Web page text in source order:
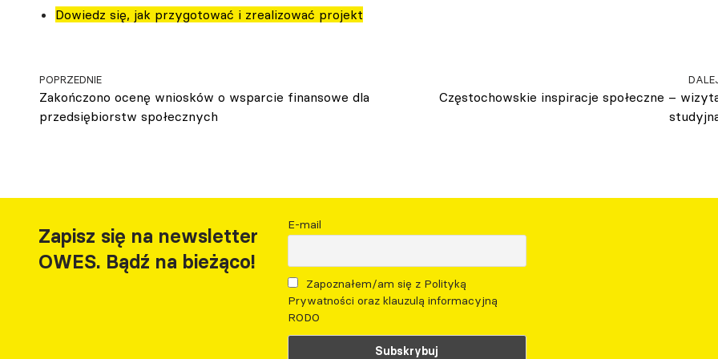
Dowiedz się, jak przygotować i zrealizować projekt
POPRZEDNIE
Zakończono ocenę wniosków o wsparcie finansowe dla
przedsiębiorstw społecznych
Częstochowskie inspiracje społeczne –
Zapisz się na newsletter
OWES. Bądź na bieżąco!
E-mail
Zapoznałem/am się z Polityką
Prywatności oraz klauzulą informacyjną
RODO